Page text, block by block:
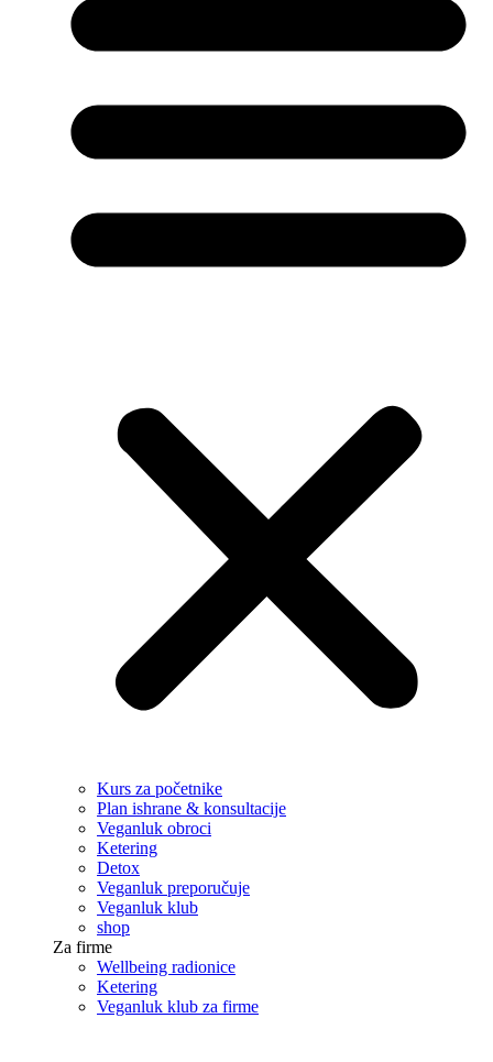
Kurs za početnike
Plan ishrane & konsultacije
Veganluk obroci
Ketering
Detox
Veganluk preporučuje
Veganluk klub
shop
Za firme
Wellbeing radionice
Ketering
Veganluk klub za firme